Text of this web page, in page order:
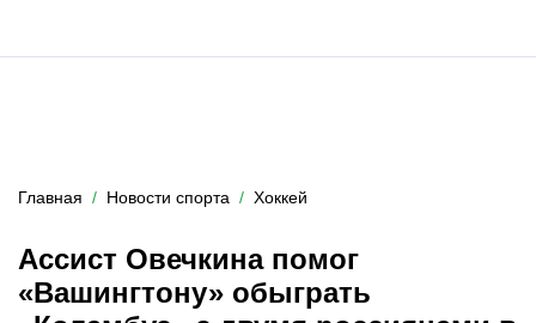
Главная Новости спорта Хоккей
Ассист Овечкина помог
«Вашингтону» обыграть